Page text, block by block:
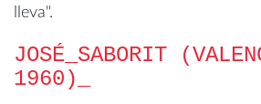
lleva".
JOSÉ_SABORIT
1960)